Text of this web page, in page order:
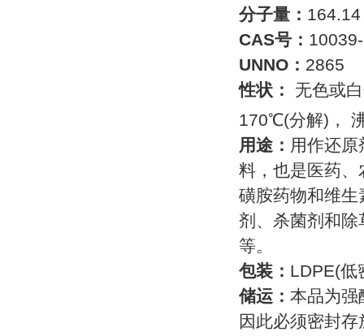
分子量： 164.14
CAS号：
UNNO： 2865
性状： 无色或
170℃(分解)，
用途： 用作还
料，也是医药
磺胺药物和维
剂、杀菌剂和
等。
包装： LDPE(低
储运： 本品为强
因此必须密封